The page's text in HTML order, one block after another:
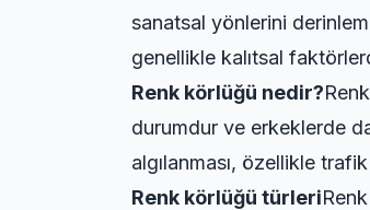
sanatsal yönlerini
genellikle kalıtsal
Renk körlüğü nedir?
durumdur ve erkeklerde
algılanması, özellikle
Renk körlüğü türleri